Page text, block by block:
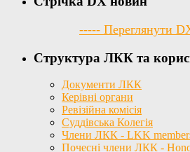
----- Переглянути
Структура ЛКК та
Документи ЛКК
Керівні органи
Ревізійна комісія
Суддівська Колегія
Члени ЛКК - LKK
Почесні члени ЛКК -